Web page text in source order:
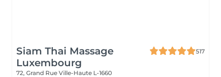
Siam Thai Massage
Luxembourg
517
72, Grand Rue Ville-Haute L-1660